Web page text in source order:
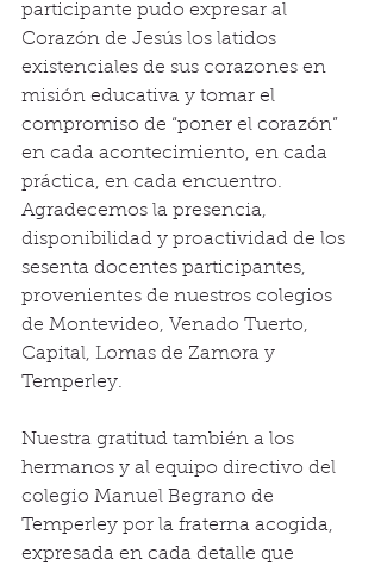
participante pudo expresar al
Corazón de Jesús los latidos
existenciales de sus corazones en
misión educativa y tomar el
compromiso de “poner el corazón”
en cada acontecimiento, en cada
práctica, en cada encuentro.
Agradecemos la presencia,
disponibilidad y proactividad de los
sesenta docentes participantes,
provenientes de nuestros colegios
de Montevideo, Venado Tuerto,
Capital, Lomas de Zamora y
Temperley.
Nuestra gratitud también a los
hermanos y al equipo directivo del
colegio Manuel Begrano de
Temperley por la fraterna acogida,
expresada en cada detalle que